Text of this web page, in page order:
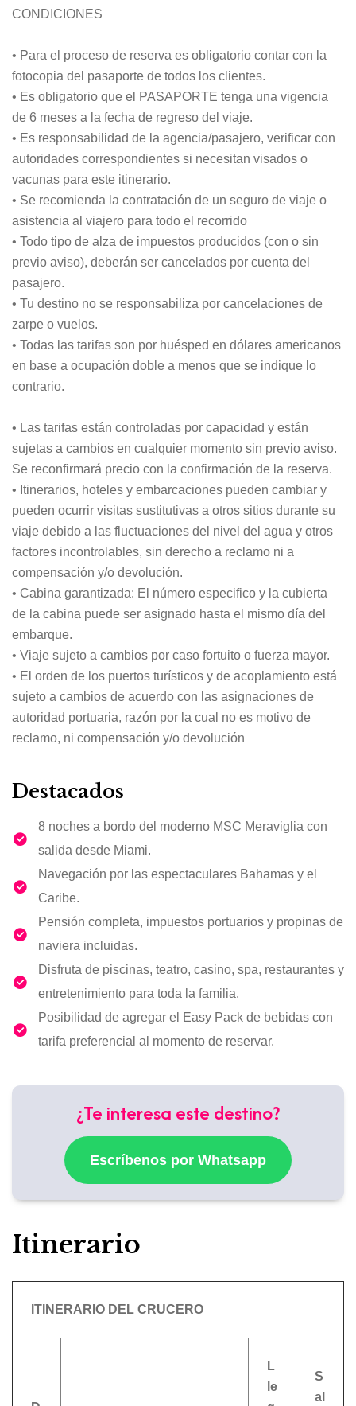
CONDICIONES
• Para el proceso de reserva es obligatorio contar con la
fotocopia del pasaporte de todos los clientes.
• Es obligatorio que el PASAPORTE tenga una vigencia
de 6 meses a la fecha de regreso del viaje.
• Es responsabilidad de la agencia/pasajero, verificar con
autoridades correspondientes si necesitan visados o
vacunas para este itinerario.
• Se recomienda la contratación de un seguro de viaje o
asistencia al viajero para todo el recorrido
• Todo tipo de alza de impuestos producidos (con o sin
previo aviso), deberán ser cancelados por cuenta del
pasajero.
• Tu destino no se responsabiliza por cancelaciones de
zarpe o vuelos.
• Todas las tarifas son por huésped en dólares americanos
en base a ocupación doble a menos que se indique lo
contrario.
• Las tarifas están controladas por capacidad y están
sujetas a cambios en cualquier momento sin previo aviso.
Se reconfirmará precio con la confirmación de la reserva.
• Itinerarios, hoteles y embarcaciones pueden cambiar y
pueden ocurrir visitas sustitutivas a otros sitios durante su
viaje debido a las fluctuaciones del nivel del agua y otros
factores incontrolables, sin derecho a reclamo ni a
compensación y/o devolución.
• Cabina garantizada: El número especifico y la cubierta
de la cabina puede ser asignado hasta el mismo día del
embarque.
• Viaje sujeto a cambios por caso fortuito o fuerza mayor.
• El orden de los puertos turísticos y de acoplamiento está
sujeto a cambios de acuerdo con las asignaciones de
autoridad portuaria, razón por la cual no es motivo de
reclamo, ni compensación y/o devolución
Destacados
8 noches a bordo del moderno MSC Meraviglia con
salida desde Miami.
Navegación por las espectaculares Bahamas y el
Caribe.
Pensión completa, impuestos portuarios y propinas de
naviera incluidas.
Disfruta de piscinas, teatro, casino, spa, restaurantes y
entretenimiento para toda la familia.
Posibilidad de agregar el Easy Pack de bebidas con
tarifa preferencial al momento de reservar.
¿Te interesa este destino?
Escríbenos por Whatsapp
Itinerario
ITINERARIO DEL CRUCERO
L
le
S
al